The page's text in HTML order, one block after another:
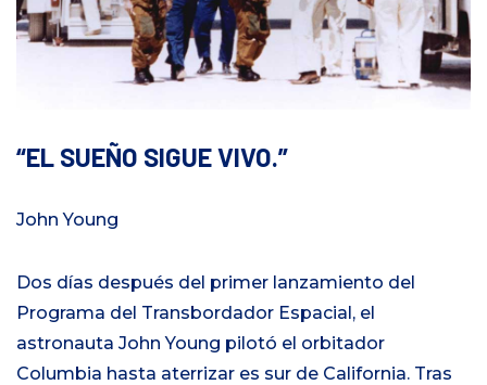
EL SUEÑO SIGUE VIVO.
John Young
Dos días después del primer lanzamiento del
Programa del Transbordador Espacial, el
astronauta John Young pilotó el orbitador
Columbia hasta aterrizar es sur de California. Tras